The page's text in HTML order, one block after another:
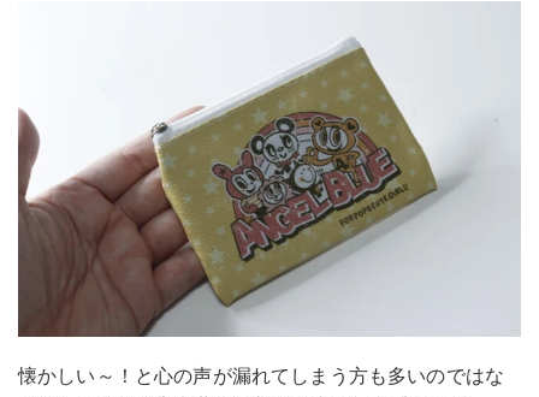
懐かしい～！と心の声が漏れてしまう方も多いのではな